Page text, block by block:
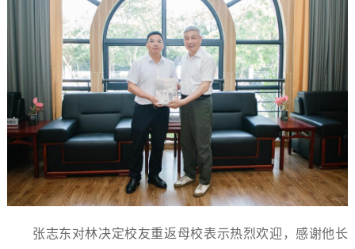
张志东对林决定校友重返母校表示热烈欢迎，感谢他长